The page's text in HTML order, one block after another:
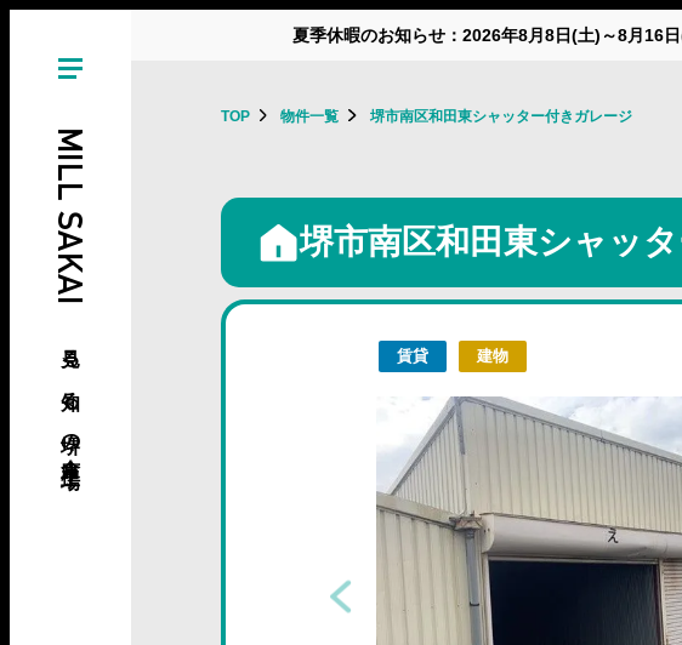
夏季休暇のお知らせ：2026年8月8日(土)～8月16
MILL SAKAI
見る、知る、堺の倉庫･工場
TOP 物件一覧 堺市南区和田東シャッター付きガレージ
堺市南区和田東シャッ
賃貸 建物